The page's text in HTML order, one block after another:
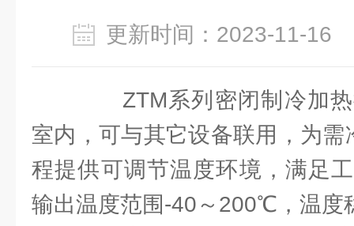
更新时间：2023-11-
ZTM系列密闭制冷加热
室内，可与其它设备联用，为
程提供可调节温度环境，满足
输出温度范围-40～200℃，温